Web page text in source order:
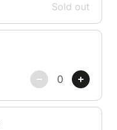
Sold out